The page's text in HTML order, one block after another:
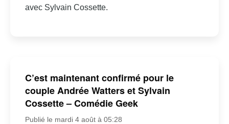
avec Sylvain Cossette.
C’est maintenant confirmé pour le
couple Andrée Watters et Sylvain
Cossette – Comédie Geek
Publié le mardi 4 août à 05:28